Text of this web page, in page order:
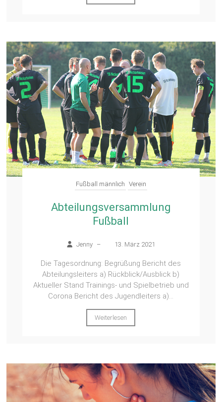
Fußball männlich Verein
Abteilungsversammlung
Fußball
Jenny – 13. März 2021
Die Tagesordnung: Begrüßung Bericht des
Abteilungsleiters a) Rückblick/Ausblick b)
Aktueller Stand Trainings- und Spielbetrieb und
Corona Bericht des Jugendleiters a)...
Weiterlesen